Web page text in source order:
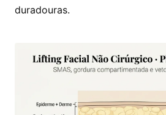
duradouras.